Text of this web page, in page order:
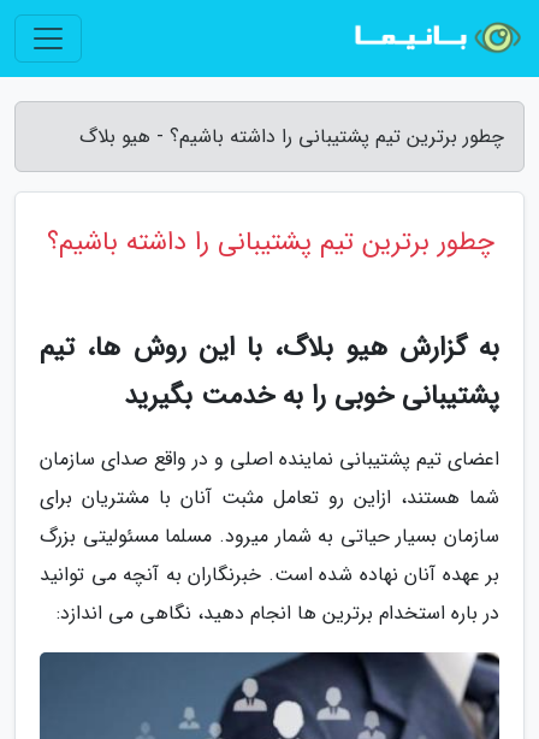
چطور برترین تیم پشتیبانی را داشته باشیم؟ - هیو بلاگ
چطور برترین تیم پشتیبانی را داشته باشیم؟
به گزارش هیو بلاگ، با این روش ها، تیم
پشتیبانی خوبی را به خدمت بگیرید
اعضای تیم پشتیبانی نماینده اصلی و در واقع صدای سازمان
شما هستند، ازاین رو تعامل مثبت آنان با مشتریان برای
سازمان بسیار حیاتی به شمار میرود. مسلما مسئولیتی بزرگ
بر عهده آنان نهاده شده است. خبرنگاران به آنچه می توانید
در باره استخدام برترین ها انجام دهید، نگاهی می اندازد: